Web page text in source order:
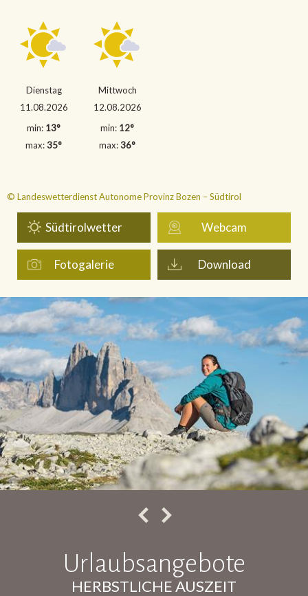
Dienstag
11.08.2026
min: 13°
max:35°
Mittwoch
12.08.2026
min: 12°
max:36°
© Landeswetterdienst Autonome Provinz Bozen – Südtirol
Südtirolwetter Webcam
Fotogalerie Download
Urlaubsangebote
HERBSTLICHE AUSZEIT